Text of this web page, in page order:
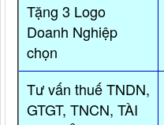
Tặng 3 Logo
Doanh Nghiệp
chọn
Tư vấn thuế TNDN,
GTGT, TNCN, TÀI